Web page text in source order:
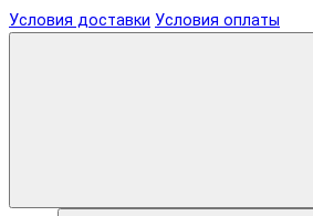
Условия доставки Условия оплаты